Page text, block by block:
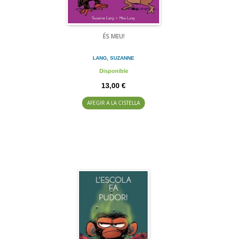
ÉS MEU!
LANG, SUZANNE
Disponible
13,00 €
AFEGIR A LA CISTELLA